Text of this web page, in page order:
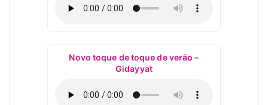
Novo toque de toque de verão –
Gidayyat